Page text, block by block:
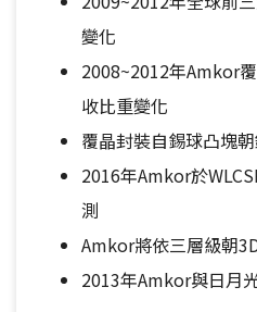
變化
2008~2012年Amkor
收比重變化
覆晶封裝自錫球凸塊
2016年Amkor於
測
Amkor將依三層級朝
2013年Amkor與日月